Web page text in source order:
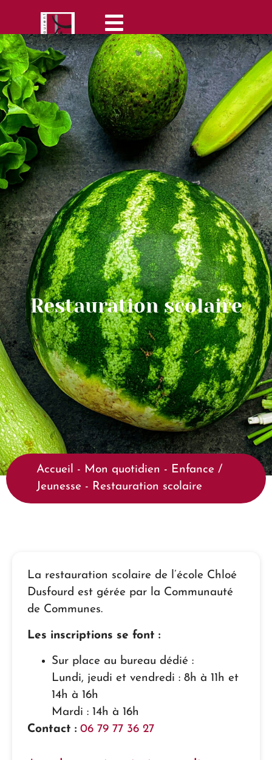
Restauration scolaire
Accueil - Mon quotidien - Enfance /
Jeunesse - Restauration scolaire
La restauration scolaire de l’école Chloé
Dusfourd est gérée par la Communauté
de Communes.
Les inscriptions se font :
Sur place au bureau dédié :
Lundi, jeudi et vendredi : 8h à 11h et
14h à 16h
Mardi : 14h à 16h
Contact : 06 79 77 36 27